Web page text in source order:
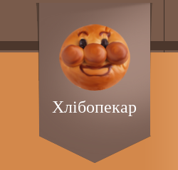
Хлібопекар